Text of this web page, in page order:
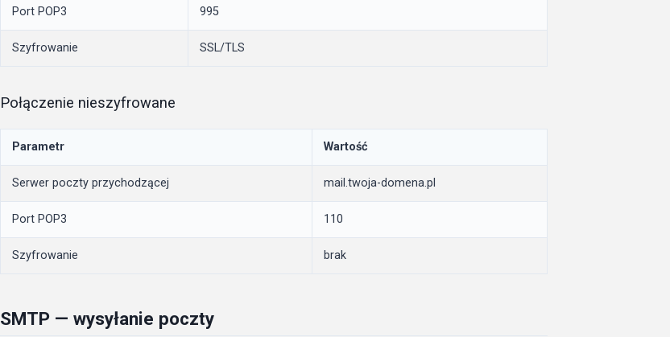
Port POP3 995
Szyfrowanie SSL/TLS
Połączenie nieszyfrowane
Parametr Wartość
Serwer poczty przychodzącej mail.twoja-domena.pl
Port POP3 110
Szyfrowanie brak
SMTP — wysyłanie poczty